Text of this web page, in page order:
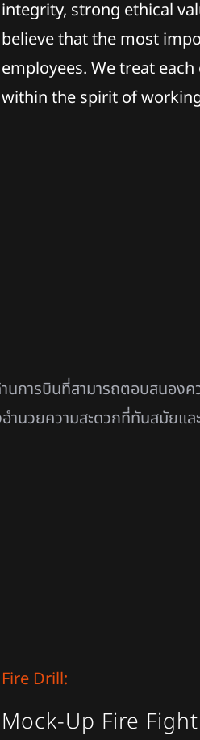
integrity, strong ethical
believe that the most
employees. We treat
within the spirit of
ารบินที่สามารถตอบสนองค
นวยความสะดวกที่ทันสมัยแ
Fire Drill:
Mock-Up Fire